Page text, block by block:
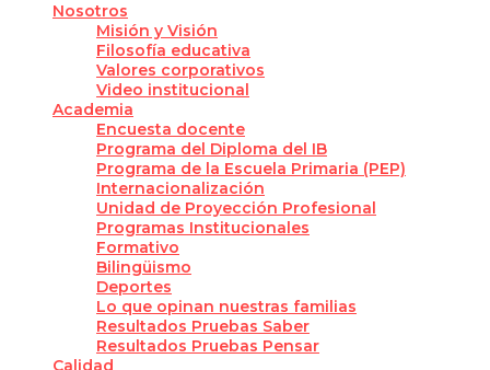
Nosotros
Misión y Visión
Filosofía educativa
Valores corporativos
Video institucional
Academia
Encuesta docente
Programa del Diploma del IB
Programa de la Escuela Primaria (PEP)
Internacionalización
Unidad de Proyección Profesional
Programas Institucionales
Formativo
Bilingüismo
Deportes
Lo que opinan nuestras familias
Resultados Pruebas Saber
Resultados Pruebas Pensar
Calidad